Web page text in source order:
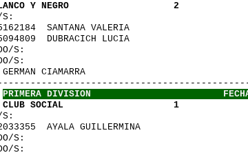
Y NEGRO                   2
S:
SANTANA VALERIA
DUBRACICH LUCIA
S:
S:
GERMAN CIAMARRA
PRIMERA DIVISION
CLUB SOCIAL                    1
S:
AYALA GUILLERMINA
S:
S: